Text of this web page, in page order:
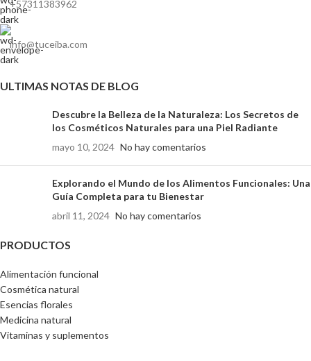
+57311383962
info@tuceiba.com
ULTIMAS NOTAS DE BLOG
Descubre la Belleza de la Naturaleza: Los Secretos de
los Cosméticos Naturales para una Piel Radiante
mayo 10, 2024 No hay comentarios
Explorando el Mundo de los Alimentos Funcionales: Una
Guía Completa para tu Bienestar
abril 11, 2024 No hay comentarios
PRODUCTOS
Alimentación funcional
Cosmética natural
Esencias florales
Medicina natural
Vitaminas y suplementos